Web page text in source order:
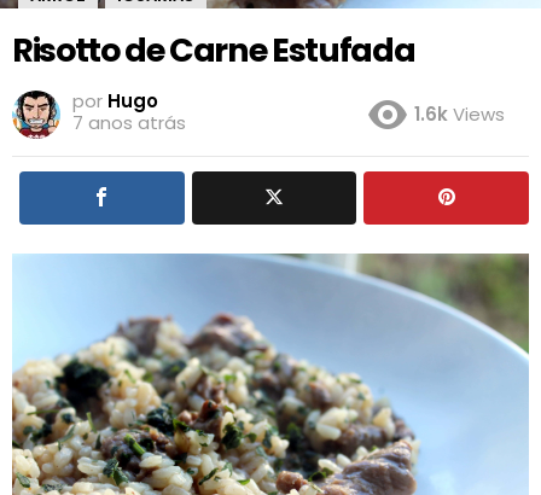
Risotto de Carne Estufada
por Hugo
7 anos atrás
1.6kViews